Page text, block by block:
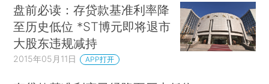
盘前必读：存贷款基准利率降
至历史低位 *ST博元即将退市
大股东违规减持
2015年05月11日 APP打开